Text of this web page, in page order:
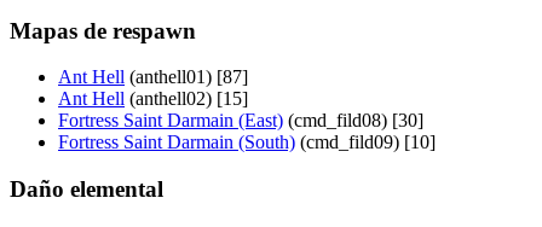
Mapas de respawn
Ant Hell (anthell01) [87]
Ant Hell (anthell02) [15]
Fortress Saint Darmain (East) (cmd_fild08) [30]
Fortress Saint Darmain (South) (cmd_fild09) [10]
Daño elemental